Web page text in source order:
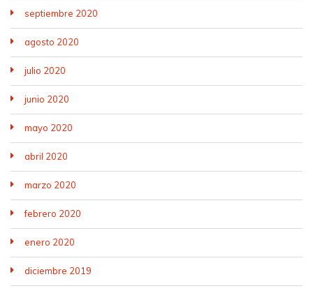
septiembre 2020
agosto 2020
julio 2020
junio 2020
mayo 2020
abril 2020
marzo 2020
febrero 2020
enero 2020
diciembre 2019